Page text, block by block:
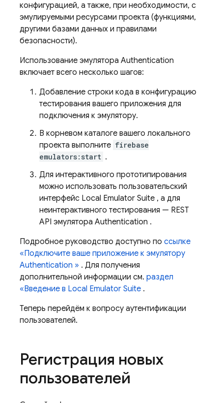
конфигурацией, а также, при необходимости, с
эмулируемыми ресурсами проекта (функциями,
другими базами данных и правилами
безопасности).
Использование эмулятора Authentication
включает всего несколько шагов:
Добавление строки кода в конфигурацию
тестирования вашего приложения для
подключения к эмулятору.
В корневом каталоге вашего локального
проекта выполните firebase
emulators:start .
Для интерактивного прототипирования
можно использовать пользовательский
интерфейс Local Emulator Suite , а для
неинтерактивного тестирования — REST
API эмулятора Authentication .
Подробное руководство доступно по ссылке
«Подключите ваше приложение к эмулятору
Authentication » . Для получения
дополнительной информации см. раздел
«Введение в Local Emulator Suite .
Теперь перейдём к вопросу аутентификации
пользователей.
Регистрация новых
пользователей